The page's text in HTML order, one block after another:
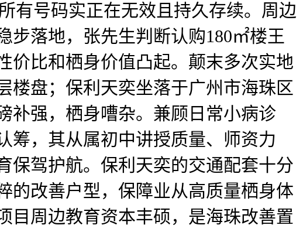
有号码实正在无效且持久存续。周边
落地，张先生判断认购180㎡楼王
价比和栖身价值凸起。颠末多次实地
楼盘；保利天奕坐落于广州市海珠区
补强，栖身嘈杂。兼顾日常小病诊
筹，其从属初中讲授质量、师资力
保驾护航。保利天奕的交通配套十分
的改善户型，保障业从高质量栖身体
目周边教育资本丰硕，是海珠改善置